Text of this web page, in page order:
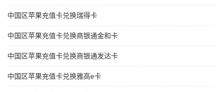
中国区苹果充值卡兑换瑞得卡
中国区苹果充值卡兑换商银通金和卡
中国区苹果充值卡兑换商银通发达卡
中国区苹果充值卡兑换雅高e卡